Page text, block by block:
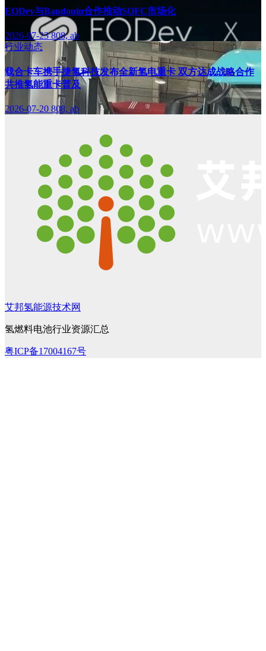
EODev与Baudouin合作推动SOFC市场化
2026-07-23808, ab
行业动态
载合卡车携手捷氢科技发布全新氢电重卡 双方达成战略合作
共推氢能重卡普及
2026-07-20 808, ab
艾邦氢能源技术网
氢燃料电池行业资源汇总
粤ICP备17004167号